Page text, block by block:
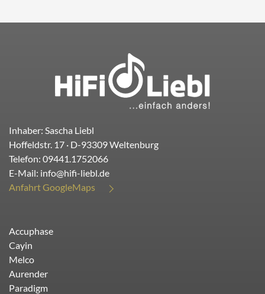
Inhaber: Sascha Liebl
Hoffeldstr. 17 · D-93309Weltenburg
Telefon: 09441.1752066
E-Mail: info@hifi-liebl.de
Anfahrt GoogleMaps
Accuphase
Cayin
Melco
Aurender
Paradigm